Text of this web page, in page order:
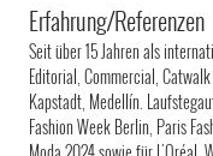
Erfahrung/Referenzen
Seit über 15 Jahren als
Editorial, Commercial,
Kapstadt, Medellín.
Fashion Week Berlin, Paris